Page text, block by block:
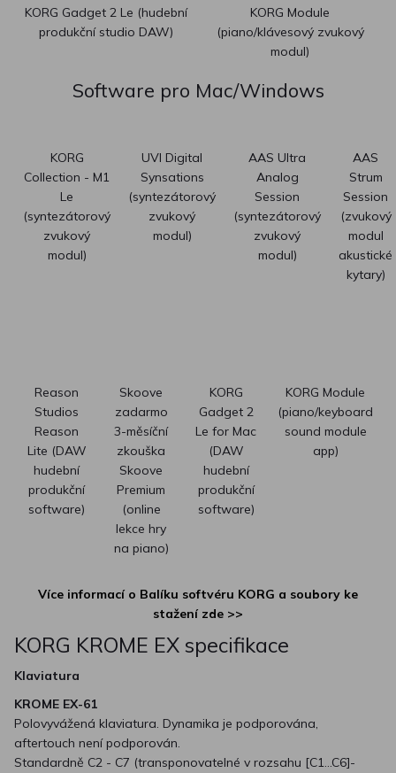
KORG Gadget 2 Le (hudební
produkční studio DAW)
KORG Module
(piano/klávesový zvukový
modul)
Software pro Mac/Windows
KORG
Collection - M1
Le
(syntezátorový
zvukový
modul)
UVI Digital
Synsations
(syntezátorový
zvukový
modul)
AAS Ultra
Analog
Session
(syntezátorový
zvukový
modul)
AAS
Strum
Session
(zvukový
modul
akustické
kytary)
Reason
Studios
Reason
Lite (DAW
hudební
produkční
software)
Skoove
zadarmo
3-měsíční
zkouška
Skoove
Premium
(online
lekce hry
na piano)
KORG
Gadget 2
Le for Mac
(DAW
hudební
produkční
software)
KORG Module
(piano/keyboard
sound module
app)
Více informací o Balíku softvéru KORG a soubory ke
stažení zde >>
KORG KROME EX specifikace
Klaviatura
KROME EX-61
Polovyvážená klaviatura. Dynamika je podporována,
aftertouch není podporován.
Standardně C2 - C7 (transponovatelné v rozsahu [C1...C6]-